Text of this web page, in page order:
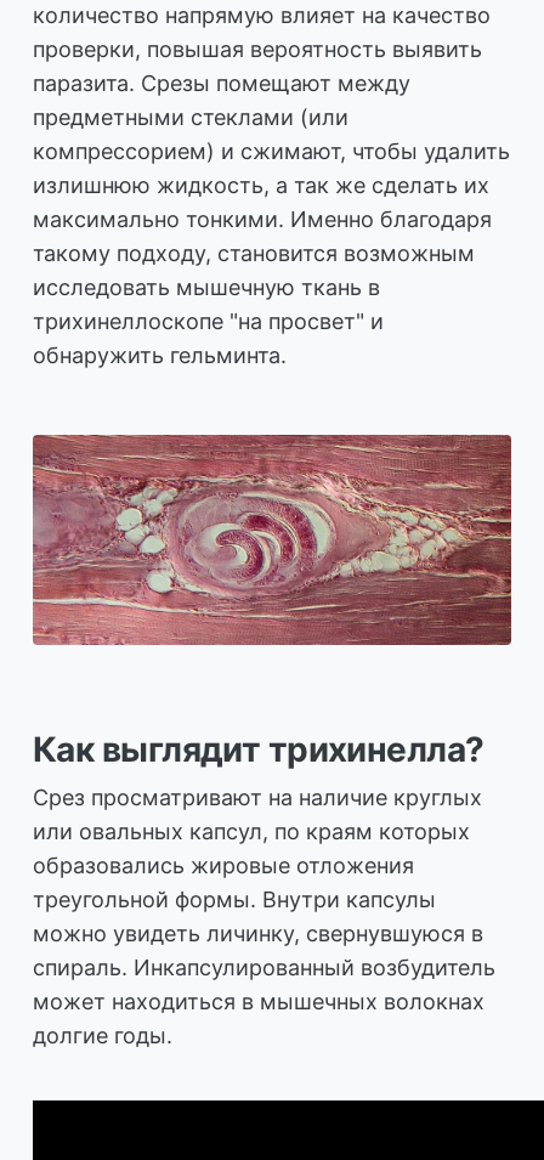
количество напрямую влияет на качество
проверки, повышая вероятность выявить
паразита. Срезы помещают между
предметными стеклами (или
компрессорием) и сжимают, чтобы удалить
излишнюю жидкость, а так же сделать их
максимально тонкими. Именно благодаря
такому подходу, становится возможным
исследовать мышечную ткань в
трихинеллоскопе "на просвет" и
обнаружить гельминта.
Как выглядит трихинелла?
Срез просматривают на наличие круглых
или овальных капсул, по краям которых
образовались жировые отложения
треугольной формы. Внутри капсулы
можно увидеть личинку, свернувшуюся в
спираль. Инкапсулированный возбудитель
может находиться в мышечных волокнах
долгие годы.